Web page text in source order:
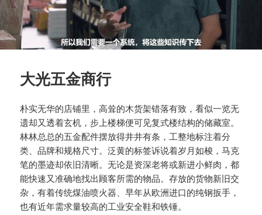
大光五金商行
朴实无华的店铺里，高耸的木货架错落有致，看似一览无
遗却又透着玄机，步上楼梯便可见复式楼结构的储藏室。
林林总总的五金配件摆放得井井有条，工整地标注着分
类、品牌和规格尺寸。泛黄的标签诉说着岁月如梭，马克
笔的墨迹却依旧清晰。无论是资深老将或新进小鲜肉，都
能快速又准确地找出顾客所需的物品。存放的货物新旧交
杂，有着传统煤油喷火器、早年从欧洲进口的纯钢扳手，
也有近年需求量较高的工业安全鞋和铁锤。